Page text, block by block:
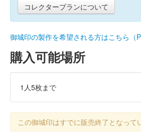
コレクタープランについて
御城印の製作を希望される方はこちら（
購入可能場所
1人5枚まで
この御城印はすでに販売終了となって